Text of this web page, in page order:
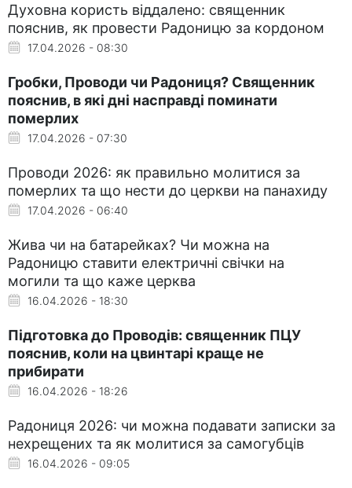
Духовна користь віддалено: священник
пояснив, як провести Радоницю за кордоном
17.04.2026 - 08:30
Гробки, Проводи чи Радониця? Священник
пояснив, в які дні насправді поминати
померлих
17.04.2026 - 07:30
Проводи 2026: як правильно молитися за
померлих та що нести до церкви на панахиду
17.04.2026 - 06:40
Жива чи на батарейках? Чи можна на
Радоницю ставити електричні свічки на
могили та що каже церква
16.04.2026 - 18:30
Підготовка до Проводів: священник ПЦУ
пояснив, коли на цвинтарі краще не
прибирати
16.04.2026 - 18:26
Радониця 2026: чи можна подавати записки за
нехрещених та як молитися за самогубців
16.04.2026 - 09:05